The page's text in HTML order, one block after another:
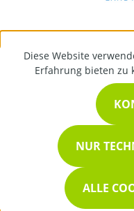
Diese Website
Erfahrung bieten zu
NUR
ALLE